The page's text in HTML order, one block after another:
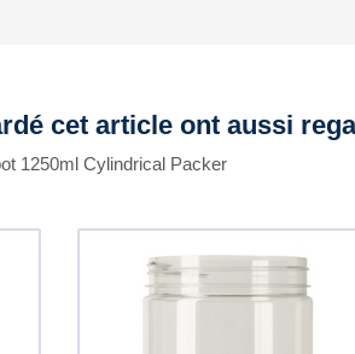
cet article ont aussi
1250ml Cylindrical Packer